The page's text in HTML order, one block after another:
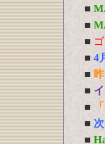
■
■
■
■ 4
■
■
■
■
■